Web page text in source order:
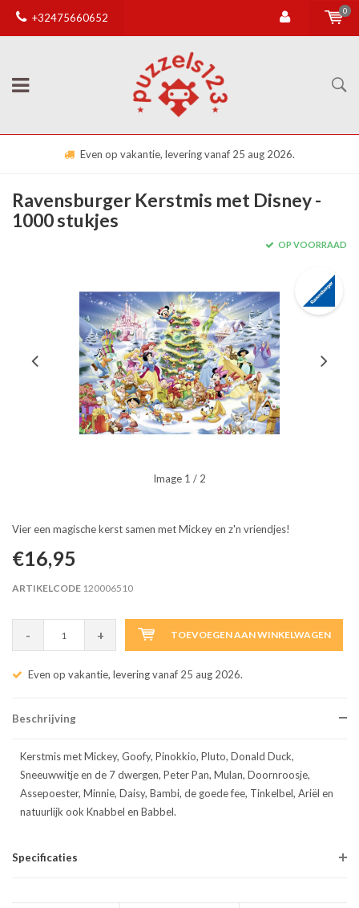
+32475660652
0
Even op vakantie, levering vanaf 25 aug 2026.
Ravensburger Kerstmis met Disney -
1000 stukjes
OP VOORRAAD
Image 1 / 2
Vier een magische kerst samen met Mickey en z'n vriendjes!
€16,95
ARTIKELCODE 120006510
- + TOEVOEGEN AAN WINKELWAGEN
Even op vakantie, levering vanaf 25 aug 2026.
Beschrijving
Kerstmis met Mickey, Goofy, Pinokkio, Pluto, Donald Duck,
Sneeuwwitje en de 7 dwergen, Peter Pan, Mulan, Doornroosje,
Assepoester, Minnie, Daisy, Bambi, de goede fee, Tinkelbel, Ariël en
natuurlijk ook Knabbel en Babbel.
Specificaties